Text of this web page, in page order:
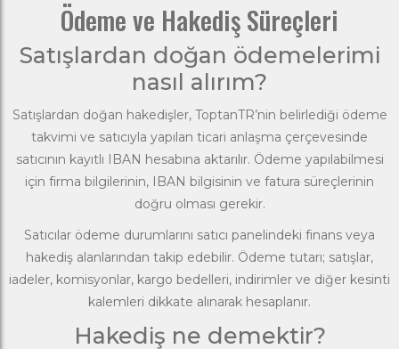
Ödeme ve Hakediş Süreçleri
Satışlardan doğan ödemelerimi
nasıl alırım?
Satışlardan doğan hakedişler, ToptanTR’nin belirlediği ödeme
takvimi ve satıcıyla yapılan ticari anlaşma çerçevesinde
satıcının kayıtlı IBAN hesabına aktarılır. Ödeme yapılabilmesi
için firma bilgilerinin, IBAN bilgisinin ve fatura süreçlerinin
doğru olması gerekir.
Satıcılar ödeme durumlarını satıcı panelindeki finans veya
hakediş alanlarından takip edebilir. Ödeme tutarı; satışlar,
iadeler, komisyonlar, kargo bedelleri, indirimler ve diğer kesinti
kalemleri dikkate alınarak hesaplanır.
Hakediş ne demektir?